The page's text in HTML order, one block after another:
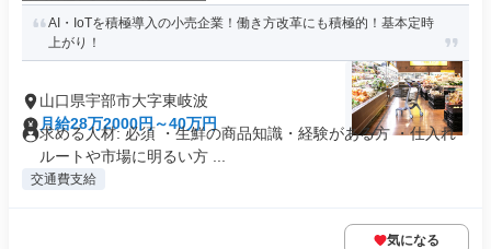
AI・IoTを積極導入の小売企業！働き方改革にも積極的！基本定時
上がり！
山口県宇部市大字東岐波
月給28万2000円～40万円
求める人材: 必須 ・生鮮の商品知識・経験がある方 ・仕入れ
ルートや市場に明るい方 ...
交通費支給
気になる